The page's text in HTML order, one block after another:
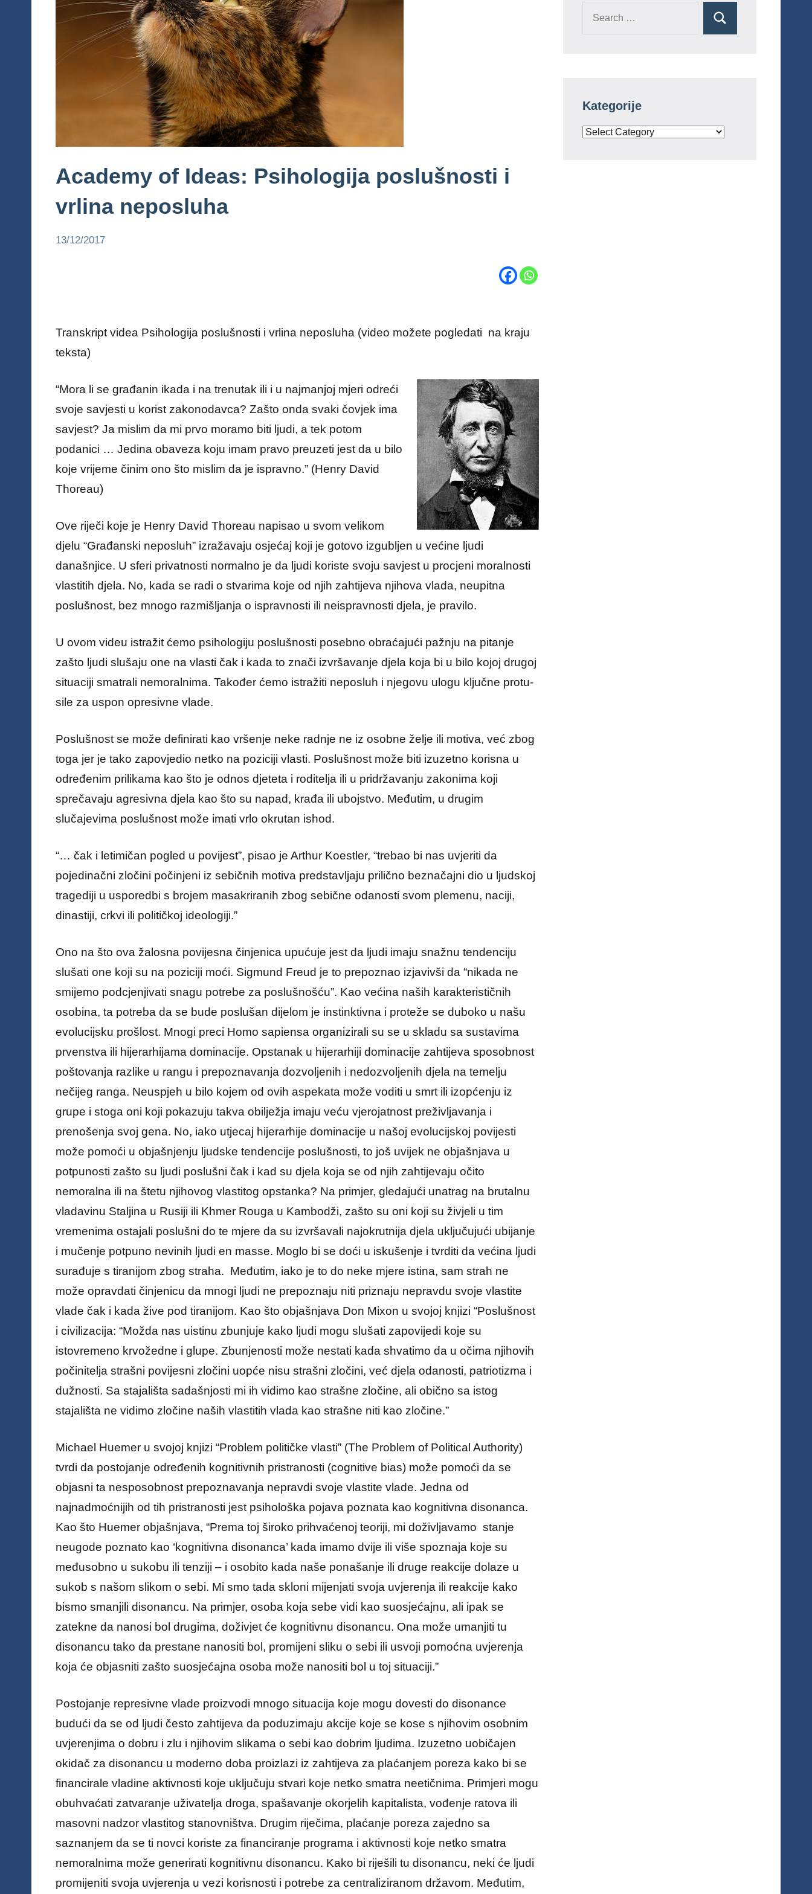
Academy of Ideas: Psihologija poslušnosti i
vrlina neposluha
13/12/2017
Transkript videa Psihologija poslušnosti i vrlina neposluha (video možete pogledati na kraju
teksta)
“Mora li se građanin ikada i na trenutak ili i u najmanjoj mjeri odreći
svoje savjesti u korist zakonodavca? Zašto onda svaki čovjek ima
savjest? Ja mislim da mi prvo moramo biti ljudi, a tek potom
podanici … Jedina obaveza koju imam pravo preuzeti jest da u bilo
koje vrijeme činim ono što mislim da je ispravno.” (Henry David
Thoreau)
Ove riječi koje je Henry David Thoreau napisao u svom velikom
djelu “Građanski neposluh” izražavaju osjećaj koji je gotovo izgubljen u većine ljudi
današnjice. U sferi privatnosti normalno je da ljudi koriste svoju savjest u procjeni moralnosti
vlastitih djela. No, kada se radi o stvarima koje od njih zahtijeva njihova vlada, neupitna
poslušnost, bez mnogo razmišljanja o ispravnosti ili neispravnosti djela, je pravilo.
U ovom videu istražit ćemo psihologiju poslušnosti posebno obraćajući pažnju na pitanje
zašto ljudi slušaju one na vlasti čak i kada to znači izvršavanje djela koja bi u bilo kojoj drugoj
situaciji smatrali nemoralnima. Također ćemo istražiti neposluh i njegovu ulogu ključne protu-
sile za uspon opresivne vlade.
Poslušnost se može definirati kao vršenje neke radnje ne iz osobne želje ili motiva, već zbog
toga jer je tako zapovjedio netko na poziciji vlasti. Poslušnost može biti izuzetno korisna u
određenim prilikama kao što je odnos djeteta i roditelja ili u pridržavanju zakonima koji
sprečavaju agresivna djela kao što su napad, krađa ili ubojstvo. Međutim, u drugim
slučajevima poslušnost može imati vrlo okrutan ishod.
“… čak i letimičan pogled u povijest”, pisao je Arthur Koestler, “trebao bi nas uvjeriti da
pojedinačni zločini počinjeni iz sebičnih motiva predstavljaju prilično beznačajni dio u ljudskoj
tragediji u usporedbi s brojem masakriranih zbog sebične odanosti svom plemenu, naciji,
dinastiji, crkvi ili političkoj ideologiji.”
Ono na što ova žalosna povijesna činjenica upućuje jest da ljudi imaju snažnu tendenciju
slušati one koji su na poziciji moći. Sigmund Freud je to prepoznao izjavivši da “nikada ne
smijemo podcjenjivati snagu potrebe za poslušnošću”. Kao većina naših karakterističnih
osobina, ta potreba da se bude poslušan dijelom je instinktivna i proteže se duboko u našu
evolucijsku prošlost. Mnogi preci Homo sapiensa organizirali su se u skladu sa sustavima
prvenstva ili hijerarhijama dominacije. Opstanak u hijerarhiji dominacije zahtijeva sposobnost
poštovanja razlike u rangu i prepoznavanja dozvoljenih i nedozvoljenih djela na temelju
nečijeg ranga. Neuspjeh u bilo kojem od ovih aspekata može voditi u smrt ili izopćenju iz
grupe i stoga oni koji pokazuju takva obilježja imaju veću vjerojatnost preživljavanja i
prenošenja svoj gena. No, iako utjecaj hijerarhije dominacije u našoj evolucijskoj povijesti
može pomoći u objašnjenju ljudske tendencije poslušnosti, to još uvijek ne objašnjava u
potpunosti zašto su ljudi poslušni čak i kad su djela koja se od njih zahtijevaju očito
nemoralna ili na štetu njihovog vlastitog opstanka? Na primjer, gledajući unatrag na brutalnu
vladavinu Staljina u Rusiji ili Khmer Rouga u Kambodži, zašto su oni koji su živjeli u tim
vremenima ostajali poslušni do te mjere da su izvršavali najokrutnija djela uključujući ubijanje
i mučenje potpuno nevinih ljudi en masse. Moglo bi se doći u iskušenje i tvrditi da većina ljudi
surađuje s tiranijom zbog straha. Međutim, iako je to do neke mjere istina, sam strah ne
može opravdati činjenicu da mnogi ljudi ne prepoznaju niti priznaju nepravdu svoje vlastite
vlade čak i kada žive pod tiranijom. Kao što objašnjava Don Mixon u svojoj knjizi “Poslušnost
i civilizacija: “Možda nas uistinu zbunjuje kako ljudi mogu slušati zapovijedi koje su
istovremeno krvožedne i glupe. Zbunjenosti može nestati kada shvatimo da u očima njihovih
počinitelja strašni povijesni zločini uopće nisu strašni zločini, već djela odanosti, patriotizma i
dužnosti. Sa stajališta sadašnjosti mi ih vidimo kao strašne zločine, ali obično sa istog
stajališta ne vidimo zločine naših vlastitih vlada kao strašne niti kao zločine.”
Michael Huemer u svojoj knjizi “Problem političke vlasti” (The Problem of Political Authority)
tvrdi da postojanje određenih kognitivnih pristranosti (cognitive bias) može pomoći da se
objasni ta nesposobnost prepoznavanja nepravdi svoje vlastite vlade. Jedna od
najnadmoćnijih od tih pristranosti jest psihološka pojava poznata kao kognitivna disonanca.
Kao što Huemer objašnjava, “Prema toj široko prihvaćenoj teoriji, mi doživljavamo stanje
neugode poznato kao ‘kognitivna disonanca’ kada imamo dvije ili više spoznaja koje su
međusobno u sukobu ili tenziji – i osobito kada naše ponašanje ili druge reakcije dolaze u
sukob s našom slikom o sebi. Mi smo tada skloni mijenjati svoja uvjerenja ili reakcije kako
bismo smanjili disonancu. Na primjer, osoba koja sebe vidi kao suosjećajnu, ali ipak se
zatekne da nanosi bol drugima, doživjet će kognitivnu disonancu. Ona može umanjiti tu
disonancu tako da prestane nanositi bol, promijeni sliku o sebi ili usvoji pomoćna uvjerenja
koja će objasniti zašto suosjećajna osoba može nanositi bol u toj situaciji.”
Postojanje represivne vlade proizvodi mnogo situacija koje mogu dovesti do disonance
budući da se od ljudi često zahtijeva da poduzimaju akcije koje se kose s njihovim osobnim
uvjerenjima o dobru i zlu i njihovim slikama o sebi kao dobrim ljudima. Izuzetno uobičajen
okidač za disonancu u moderno doba proizlazi iz zahtijeva za plaćanjem poreza kako bi se
financirale vladine aktivnosti koje uključuju stvari koje netko smatra neetičnima. Primjeri mogu
obuhvaćati zatvaranje uživatelja droga, spašavanje okorjelih kapitalista, vođenje ratova ili
masovni nadzor vlastitog stanovništva. Drugim riječima, plaćanje poreza zajedno sa
saznanjem da se ti novci koriste za financiranje programa i aktivnosti koje netko smatra
nemoralnima može generirati kognitivnu disonancu. Kako bi riješili tu disonancu, neki će ljudi
promijeniti svoja uvjerenja u vezi korisnosti i potrebe za centraliziranom državom. Međutim,
Search
Kategorije
Kategorije